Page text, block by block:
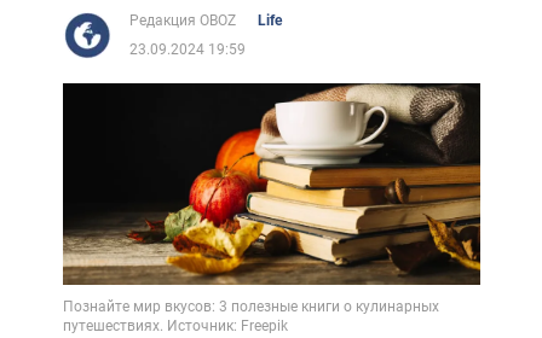
Редакция OBOZ
Life
23.09.2024 19:59
Познайте мир вкусов: 3 полезные книги о кулинарных
путешествиях. Источник: Freepik